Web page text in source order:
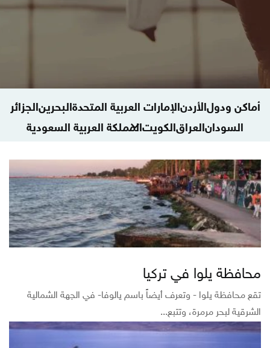
أماكن ودولالأردنالإمارات العربية المتحدةالبحرينالجزائر
السودانالعراقالكويتالمملكة العربية السعودية
سلطنة عمانسوريافلسطينقطرلبنانليبياالطيران
المعالم البحريةفنادقمعالم وآثارمنوعات سياحة وسفر
محافظة يلوا في تركيا
تقع محافظة يلوا - وتعرف أيضاً باسم يالوفا- في الجهة الشمالية
الشرقية لبحر مرمرة، وتتبع...